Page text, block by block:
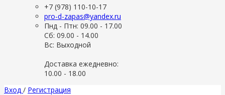
+7 (978) 110-10-17
pro-d-zapas@yandex.ru
Пнд - Птн: 09.00 - 17.00
Сб: 09.00 - 14.00
Вс: Выходной
Доставка ежедневно:
10.00 - 18.00
Вход / Регистрация